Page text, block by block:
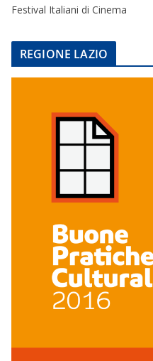
Festival Italiani di Cinema
REGIONE LAZIO